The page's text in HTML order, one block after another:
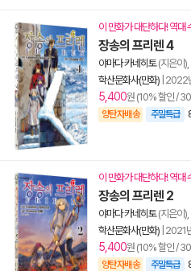
이 만화가 대단하다! 역대
장송의 프리렌 4
야마다 카네히토(지은이),
학산문화사(만화) 2022
5,400원 (10% 할인 /
양탄자배송 주말특급
이 만화가 대단하다! 역대
장송의 프리렌 2
야마다 카네히토(지은이),
학산문화사(만화) 2021
5,400원 (10% 할인 /
양탄자배송 주말특급